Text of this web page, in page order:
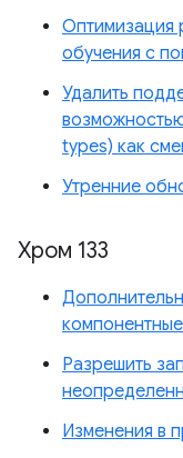
Оптимизация
обучения с
Удалить
types) как
Утренние
Хром 133
Разрешить
Изменения в